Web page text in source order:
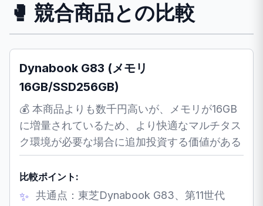
🥊 競合商品との比較
Dynabook G83 (メモリ
16GB/SSD256GB)
💰 本商品よりも数千円高いが、メモリが16GB
に増量されているため、より快適なマルチタス
ク環境が必要な場合に追加投資する価値がある
比較ポイント:
共通点：東芝Dynabook G83、第11世代